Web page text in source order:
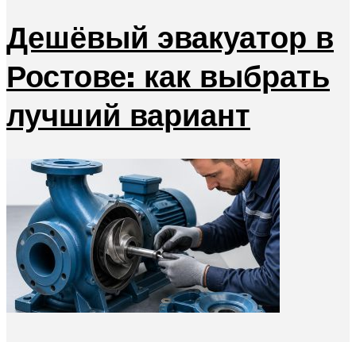
Дешёвый эвакуатор в
Ростове: как выбрать
лучший вариант